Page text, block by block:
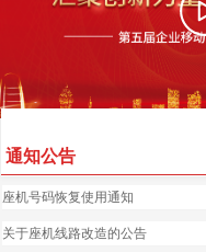
座机号码恢复使用通知
关于座机线路改造的公告
通知公告